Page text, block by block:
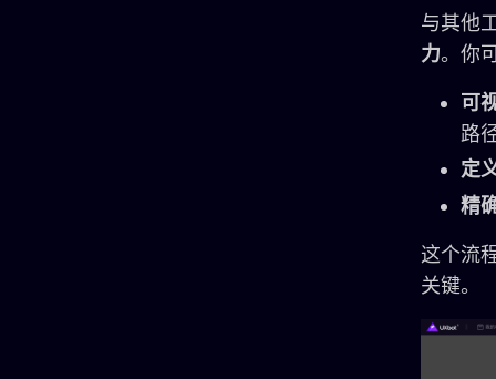
与其他
力。你
可
路
定
精
这个流
关键。